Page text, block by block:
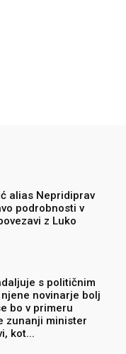
alias Nepridiprav
podrobnosti v
z Luko
s političnim
novinarje bolj
bo v primeru
zunanji minister
kot...